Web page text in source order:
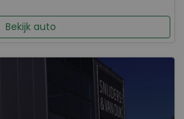
Bekijk auto